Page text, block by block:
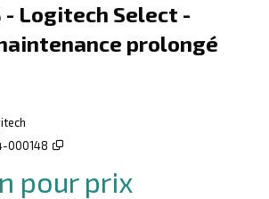
Logitech Select -
prolongé
000148
pour prix